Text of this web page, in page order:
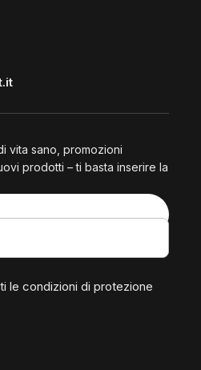
vita sano, promozioni
prodotti – ti basta inserire la
le condizioni di protezione